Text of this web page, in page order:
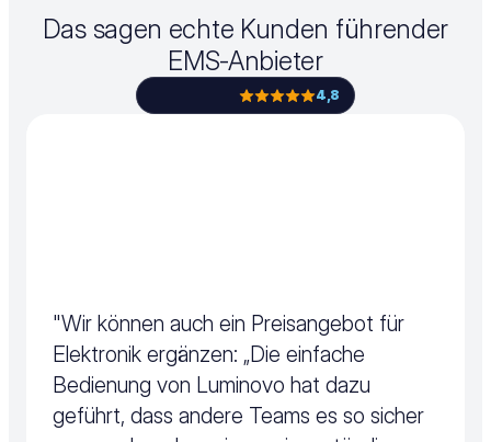
Das sagen echte Kunden führender
EMS-Anbieter
4,8
"Wir können auch ein Preisangebot für
Elektronik ergänzen: „Die einfache
Bedienung von Luminovo hat dazu
geführt, dass andere Teams es so sicher